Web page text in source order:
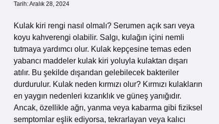
Tarih: Aralık 28, 2024
Kulak kiri rengi nasıl olmalı? Serumen açık sarı veya
koyu kahverengi olabilir. Salgı, kulağın içini nemli
tutmaya yardımcı olur. Kulak kepçesine temas eden
yabancı maddeler kulak kiri yoluyla kulaktan dışarı
atılır. Bu şekilde dışarıdan gelebilecek bakteriler
durdurulur. Kulak neden kırmızı olur? Kırmızı kulakların
en yaygın nedenleri kızarıklık ve güneş yanığıdır.
Ancak, özellikle ağrı, yanma veya kabarma gibi fiziksel
semptomlar eşlik ediyorsa, tekrarlayan veya kalıcı